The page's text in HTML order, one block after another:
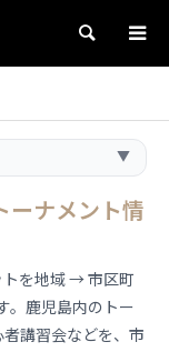
検索
▼
ーナメント情
を地域 → 市区町
。鹿児島内のトー
講習会などを、市